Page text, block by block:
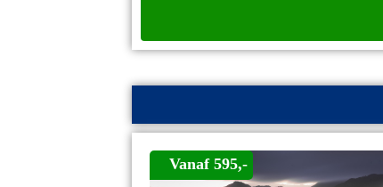
Vanaf 595,-